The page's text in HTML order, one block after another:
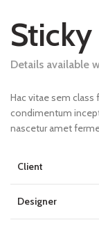
Details available
Hac vitae sem class
condimentum
nascetur amet
Client
Designer